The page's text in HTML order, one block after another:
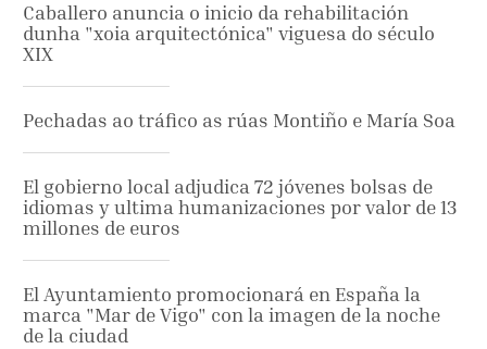
Caballero anuncia o inicio da rehabilitación
dunha "xoia arquitectónica" viguesa do século
XIX
Pechadas ao tráfico as rúas Montiño e María Soa
El gobierno local adjudica 72 jóvenes bolsas de
idiomas y ultima humanizaciones por valor de 13
millones de euros
El Ayuntamiento promocionará en España la
marca "Mar de Vigo" con la imagen de la noche
de la ciudad